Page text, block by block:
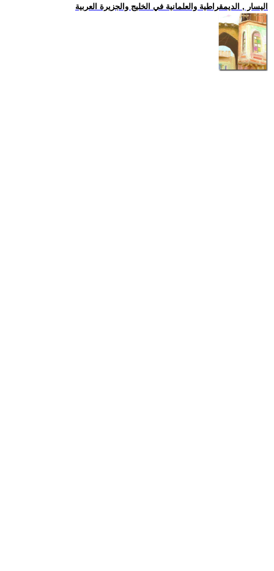
اليسار , الديمقراطية والعلمانية في الخليج والجزيرة العربية